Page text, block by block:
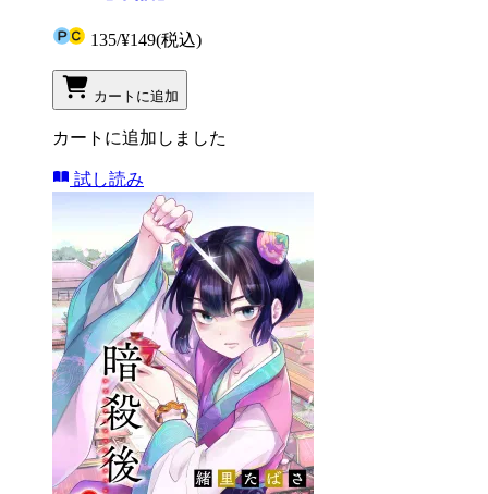
135/¥149(税込)
カートに追加
カートに追加しました
試し読み